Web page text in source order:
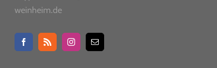
weinheim.de